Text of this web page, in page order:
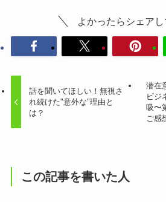
よかったらシェアし
話を聞いてほしい！無視さ
れ続けた"意外な"理由と
は？
潜在
ビジ
吸〜
ご感
この記事を書いた人